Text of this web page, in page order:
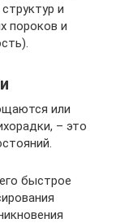
и
пороков и
или
– это
быстрое